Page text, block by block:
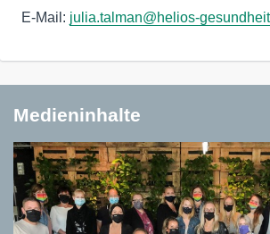
E-Mail: julia.talman@helios-
Medieninhalte